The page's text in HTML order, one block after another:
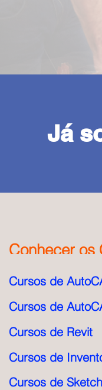
Já
Conhecer os
Cursos de
Cursos de
Cursos de Revit
Cursos de
Cursos de